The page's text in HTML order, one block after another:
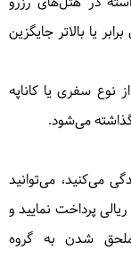
= هتل کاراکول
روسی به سمت تنگه
آلاتو(تیان شان) می
آلتین آرشان حمام
نشینان قرقیزی صرف
باز می گردیم.
یا بالاتر جایگزین
سفری یا کاناپه
گذاشته می‌شود.
می‌کنید، می‌توانید
پرداخت نمایید و
ملحق شدن به گروه